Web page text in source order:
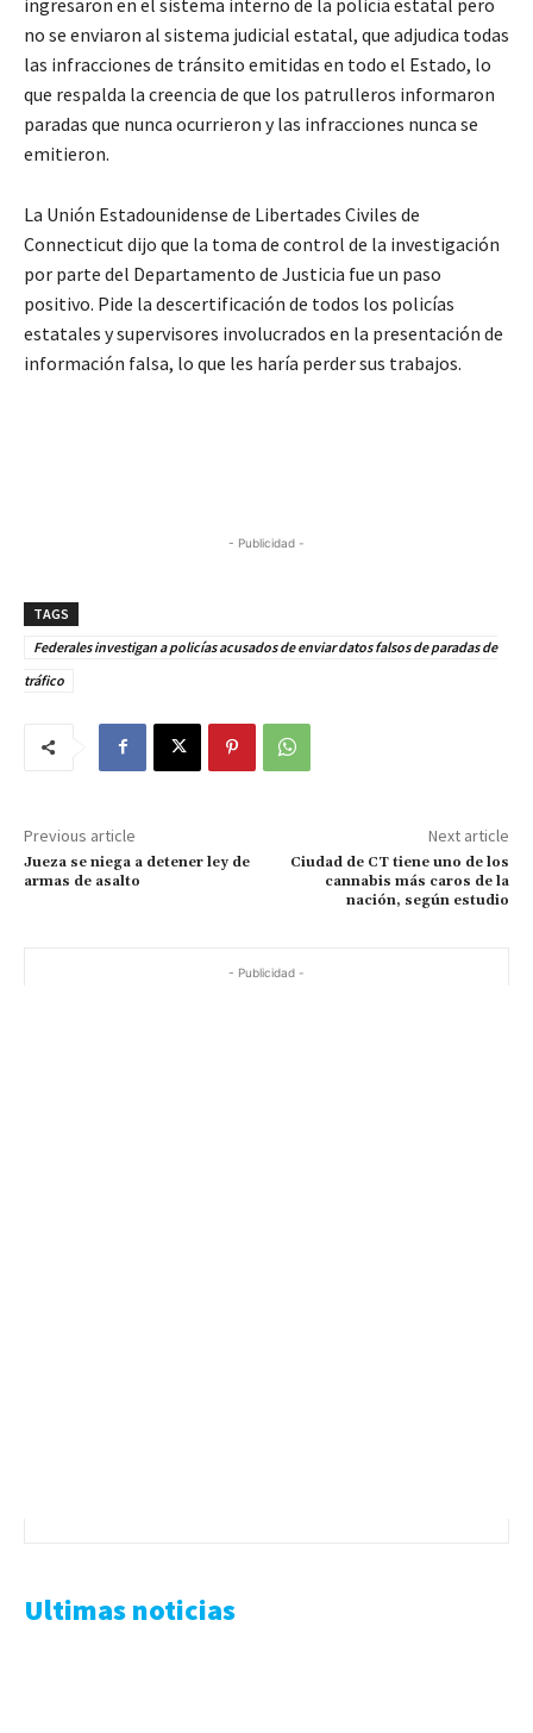
no se enviaron al sistema judicial estatal, que adjudica todas
las infracciones de tránsito emitidas en todo el Estado, lo
que respalda la creencia de que los patrulleros informaron
paradas que nunca ocurrieron y las infracciones nunca se
emitieron.
La Unión Estadounidense de Libertades Civiles de
Connecticut dijo que la toma de control de la investigación
por parte del Departamento de Justicia fue un paso
positivo. Pide la descertificación de todos los policías
estatales y supervisores involucrados en la presentación de
información falsa, lo que les haría perder sus trabajos.
- Publicidad -
TAGS
Federales investigan a policías acusados de enviar datos falsos de paradas de
tráfico
Previous article
Jueza se niega a detener ley de
armas de asalto
Next article
Ciudad de CT tiene uno de los
cannabis más caros de la
nación, según estudio
- Publicidad -
Ultimas noticias